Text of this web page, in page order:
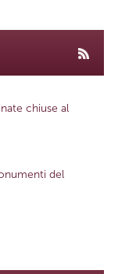
chiuse al
del